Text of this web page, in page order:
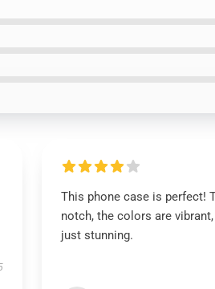
This phone case is perfect!
notch, the colors are
just stunning.